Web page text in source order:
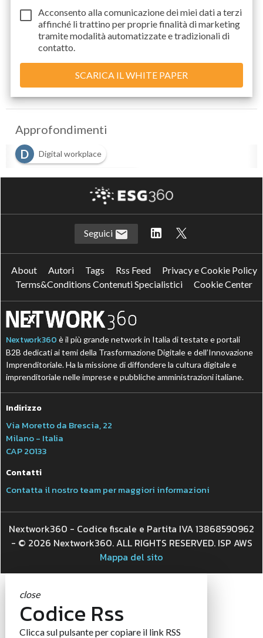
Acconsento alla comunicazione dei miei dati aterzi
affinché li trattino per proprie finalità di marketing
tramite modalità automatizzate e tradizionali di
contatto.
Approfondimenti
D
Digital workplace
M Managed Services Provider
virtual workplace
Seguici
About Autori Tags Rss Feed
Privacy e Cookie Policy
Terms&Conditions Contenuti Specialistici
Cookie Center
Nextwork360 è il più grande network in Italia di testate e portali
B2B dedicati ai temi della Trasformazione Digitale e dell’Innovazione
Imprenditoriale. Ha la missione di diffondere la cultura digitale e
imprenditoriale nelle imprese e pubbliche amministrazioni italiane.
Indirizzo
Via Moretto da Brescia, 22
Milano - Italia
CAP 20133
Contatti
Contatta il nostro team per maggiori informazioni
Nextwork360 - Codice fiscale e Partita IVA 13868590962
- © 2026 Nextwork360. ALL RIGHTS RESERVED. ISP AWS
Mappa del sito
close
Codice Rss
Clicca sul pulsante per copiare il link RSS